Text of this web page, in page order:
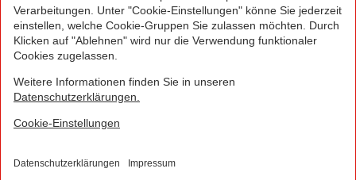
Karriere
Verantwortung/CSR
NORMA News
Imagebroschüre
© 2016 - 2026 NORMA Lebensmittelfilialbetrieb